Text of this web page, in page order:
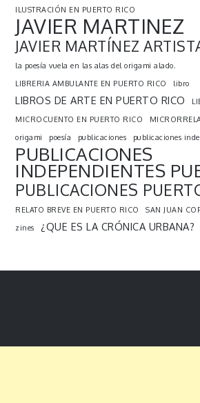
ILUSTRACIÓN EN PUERTO RICO
JAVIER MARTINEZ
JAVIER MARTÍNEZ
la poesía vuela en las alas del origami alado.
LIBRERIA AMBULANTE EN PUERTO RICO
libro
LIBROS DE ARTE EN PUERTO RICO
MICROCUENTO EN PUERTO RICO
origami
poesía publicaciones publicaciones
PUBLICACIONES
INDEPENDIENTES
PUBLICACIONES
RELATO BREVE EN PUERTO RICO SAN JUAN
zines
¿QUE ES LA CRÓNICA URBANA?